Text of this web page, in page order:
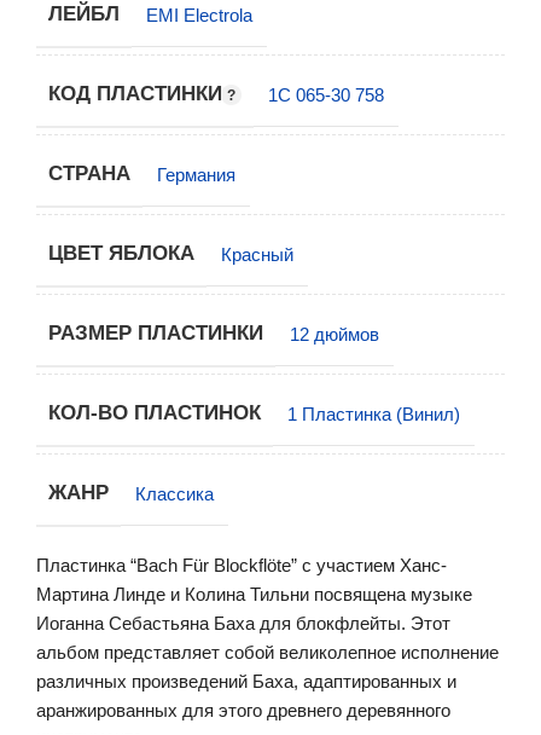
ЛЕЙБЛ EMI Electrola
КОД ПЛАСТИНКИ 1C 065-30 758
СТРАНА Германия
ЦВЕТ ЯБЛОКА Красный
РАЗМЕР ПЛАСТИНКИ 12 дюймов
КОЛ-ВО ПЛАСТИНОК 1 Пластинка (Винил)
ЖАНР Классика
Пластинка “Bach Für Blockflöte” с участием Ханс-
Мартина Линде и Колина Тильни посвящена музыке
Иоганна Себастьяна Баха для блокфлейты. Этот
альбом представляет собой великолепное исполнение
различных произведений Баха, адаптированных и
аранжированных для этого древнего деревянного